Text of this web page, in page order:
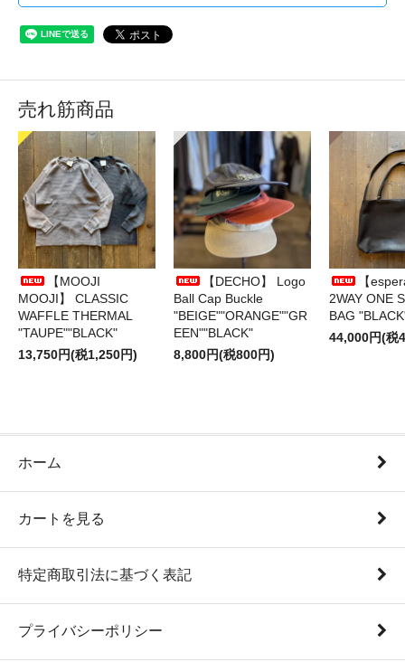
売れ筋商品
【MOOJI
MOOJI】 CLASSIC
WAFFLE THERMAL
"TAUPE""BLACK"
13,750円(税1,250円)
【DECHO】 Logo
Ball Cap Buckle
"BEIGE""ORANGE""GR
EEN""BLACK"
8,800円(税800円)
【
2WAY ONE
BAG
44,000円(税
ホーム
カートを見る
特定商取引法に基づく表記
プライバシーポリシー